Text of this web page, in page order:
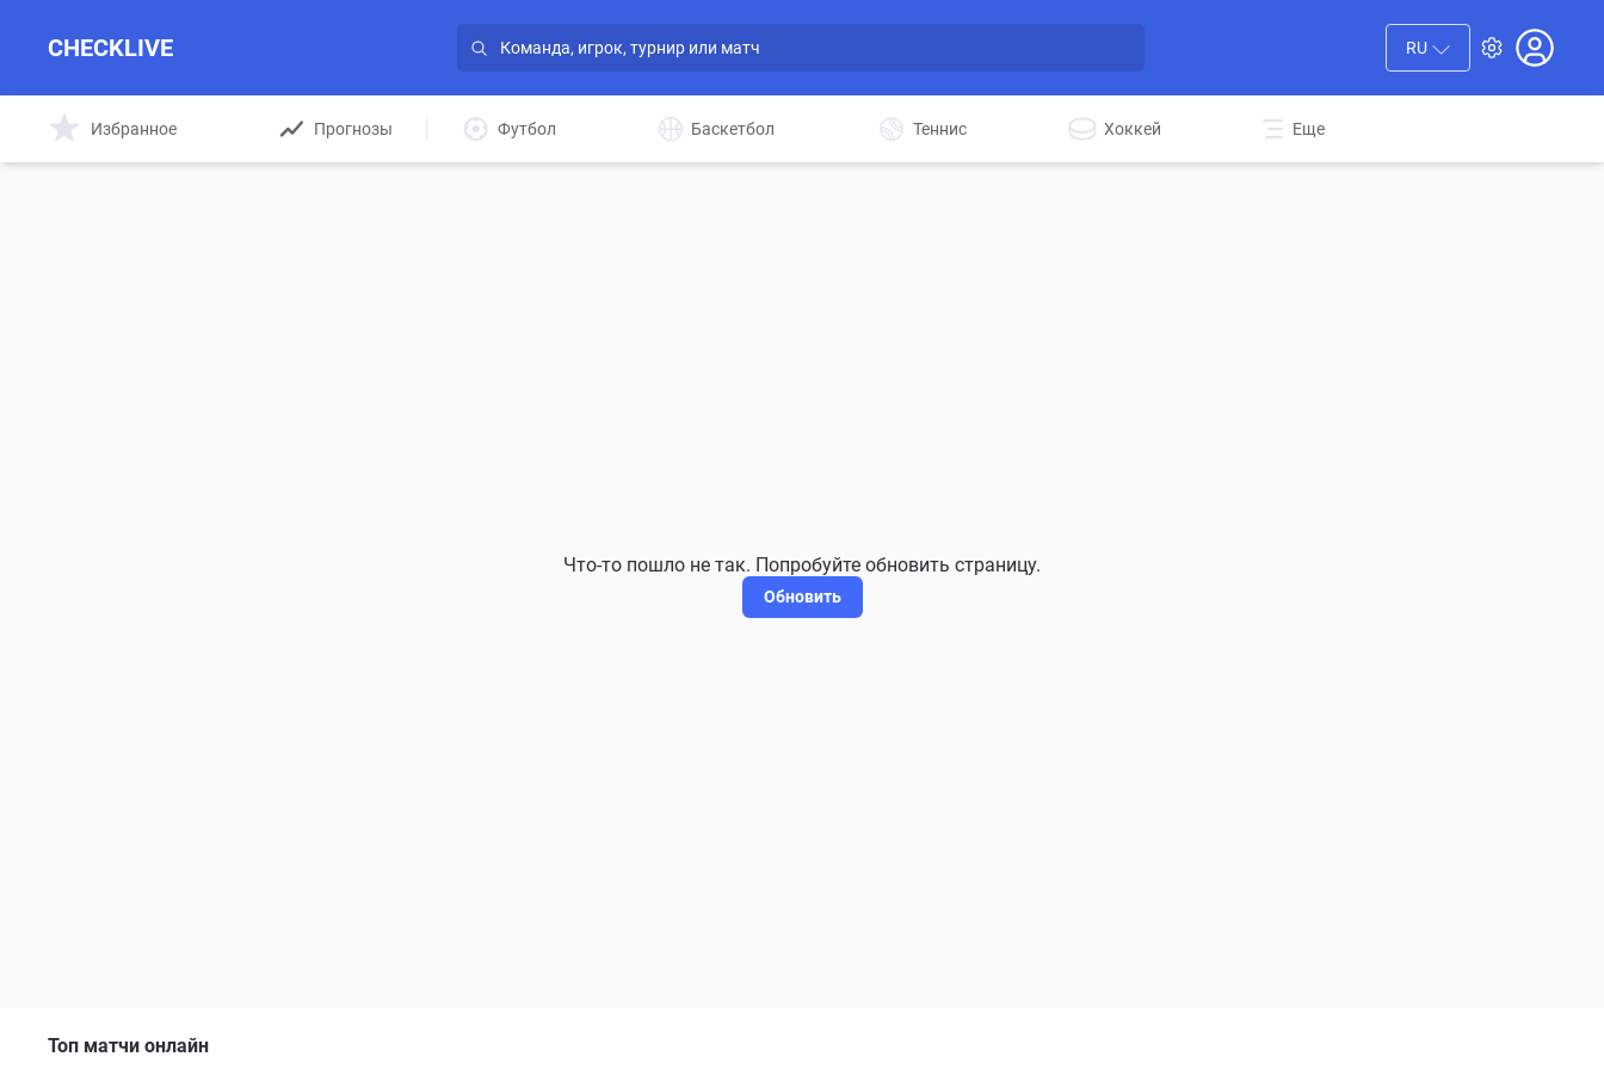
CHECKLIVE RU
Избранное Прогнозы Футбол Баскетбол Теннис Хоккей Еще
Что-то пошло не так. Попробуйте обновить страницу.
Обновить
Топ матчи онлайн